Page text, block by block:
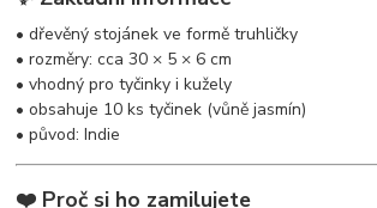
• dřevěný stojánek ve formě truhličky
• rozměry: cca 30 × 5 × 6 cm
• vhodný pro tyčinky i kužely
• obsahuje 10 ks tyčinek (vůně jasmín)
• původ: Indie
❤️ Proč si ho zamilujete